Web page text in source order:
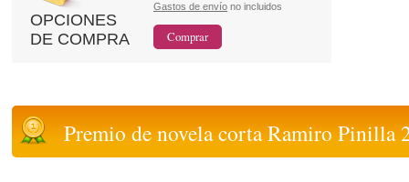
OPCIONES
DE COMPRA
Gastos de envío no incluidos
Premio de novela corta Ramiro Pinilla